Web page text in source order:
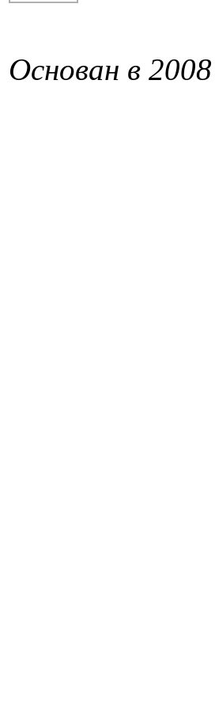
Основан в 2008